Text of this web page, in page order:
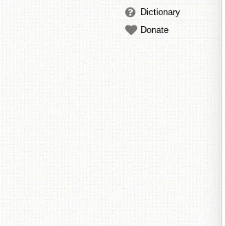
Dictionary
Donate